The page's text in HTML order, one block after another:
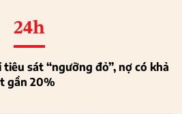
24h
tiêu sát “ngưỡng đỏ”, nợ có khả
gần 20%